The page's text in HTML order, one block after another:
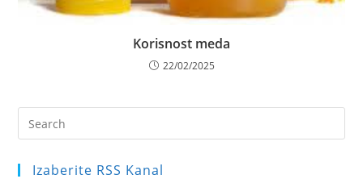
Korisnost meda
22/02/2025
Izaberite RSS Kanal